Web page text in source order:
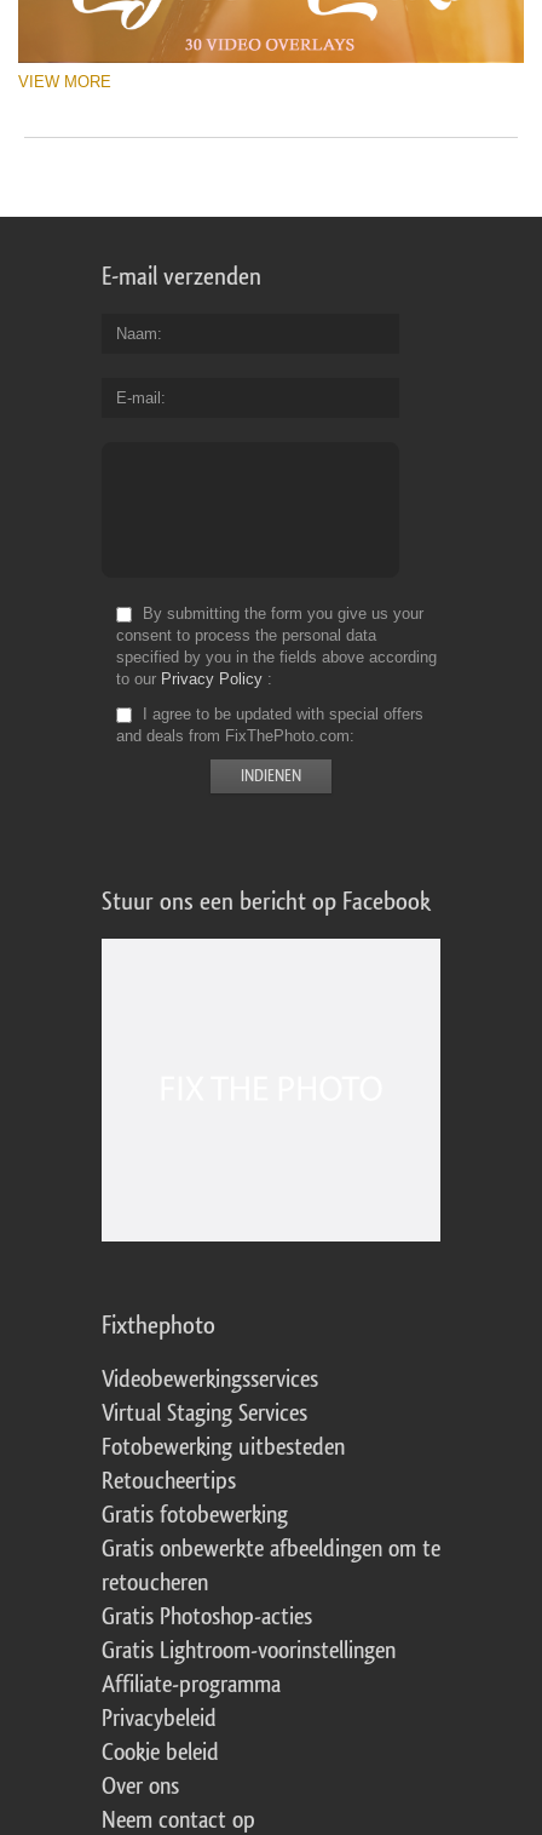
VIEW MORE
E-mail verzenden
Naam
E-mail
By submitting the form you give us your
consent to process the personal data
specified by you in the fields above according
to our Privacy Policy
I agree to be updated with special offers
and deals from FixThePhoto.com
Stuur ons een bericht op Facebook
Fixthephoto
Videobewerkingsservices
Virtual Staging Services
Fotobewerking uitbesteden
Retoucheertips
Gratis fotobewerking
Gratis onbewerkte afbeeldingen om te
retoucheren
Gratis Photoshop-acties
Gratis Lightroom-voorinstellingen
Affiliate-programma
Privacybeleid
Cookie beleid
Over ons
Neem contact op